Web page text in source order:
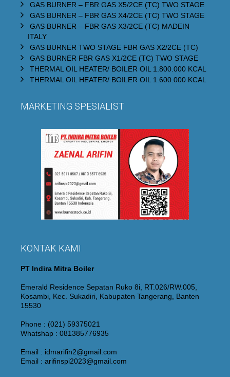
GAS BURNER – FBR GAS X5/2CE (TC) TWO STAGE
GAS BURNER – FBR GAS X4/2CE (TC) TWO STAGE
GAS BURNER – FBR GAS X3/2CE (TC) MADEIN
ITALY
GAS BURNER TWO STAGE FBR GAS X2/2CE (TC)
GAS BURNER FBR GAS X1/2CE (TC) TWO STAGE
THERMAL OIL HEATER/ BOILER OIL 1.800.000 KCAL
THERMAL OIL HEATER/ BOILER OIL 1.600.000 KCAL
MARKETING SPESIALIST
KONTAK KAMI
PT Indira Mitra Boiler
Emerald Residence Sepatan Ruko 8i, RT.026/RW.005,
Kosambi, Kec. Sukadiri, Kabupaten Tangerang, Banten
15530
Phone : (021) 59375021
Whatshap : 081385776935
Email : idmarifin2@gmail.com
Email : arifinspi2023@gmail.com